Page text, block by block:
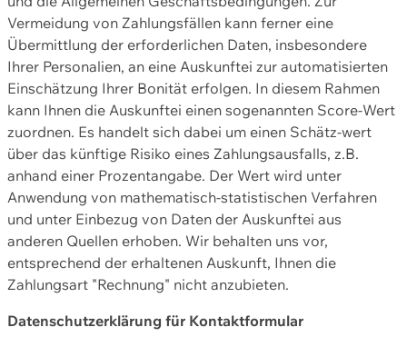
Vermeidung von Zahlungsfällen kann ferner eine
Übermittlung der erforderlichen Daten, insbesondere
Ihrer Personalien, an eine Auskunftei zur automatisierten
Einschätzung Ihrer Bonität erfolgen. In diesem Rahmen
kann Ihnen die Auskunftei einen sogenannten Score-Wert
zuordnen. Es handelt sich dabei um einen Schätz-wert
über das künftige Risiko eines Zahlungsausfalls, z.B.
anhand einer Prozentangabe. Der Wert wird unter
Anwendung von mathematisch-statistischen Verfahren
und unter Einbezug von Daten der Auskunftei aus
anderen Quellen erhoben. Wir behalten uns vor,
entsprechend der erhaltenen Auskunft, Ihnen die
Zahlungsart "Rechnung" nicht anzubieten.
Datenschutzerklärung für Kontaktformular